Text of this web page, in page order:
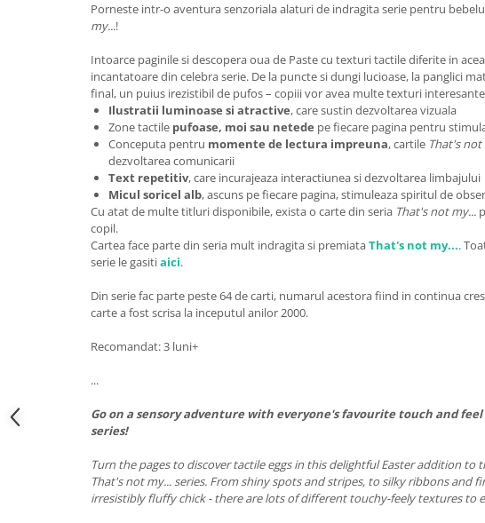
Porneste intr-o aventura senzoriala alaturi de indragita serie pentru
my...!
Intoarce paginile si descopera oua de Paste cu texturi tactile diferite in
incantatoare din celebra serie. De la puncte si dungi lucioase, la panglici
final, un puius irezistibil de pufos – copiii vor avea multe texturi
Ilustratii luminoase si atractive, care sustin dezvoltarea vizuala
Zone tactile pufoase, moi sau netede pe fiecare pagina pentru
Conceputa pentru momente de lectura impreuna, cartile That's not
dezvoltarea comunicarii
Text repetitiv, care incurajeaza interactiunea si dezvoltarea limbajului
Micul soricel alb, ascuns pe fiecare pagina, stimuleaza spiritul de
Cu atat de multe titluri disponibile, exista o carte din seria That's not my...
copil.
Cartea face parte din seria mult indragita si premiataThat's not my....
serie le gasitiaici.
Din serie fac parte peste 64 de carti, numarul acestora fiind in continua
carte a fost scrisa la inceputul anilor 2000.
Recomandat: 3 luni+
...
Go on a sensory adventure with everyone's favourite touch and feel
series!
Turn the pages to discover tactile eggs in this delightful Easter addition to
That's not my... series. From shiny spots and stripes, to silky ribbons and
irresistibly fluffy chick - there are lots of different touchy-feely textures to